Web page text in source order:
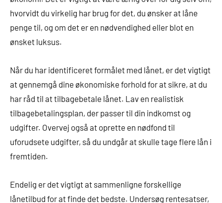
hvorvidt du virkelig har brug for det, du ønsker at låne
penge til, og om det er en nødvendighed eller blot en
ønsket luksus.
Når du har identificeret formålet med lånet, er det vigtigt
at gennemgå dine økonomiske forhold for at sikre, at du
har råd til at tilbagebetale lånet. Lav en realistisk
tilbagebetalingsplan, der passer til din indkomst og
udgifter. Overvej også at oprette en nødfond til
uforudsete udgifter, så du undgår at skulle tage flere lån i
fremtiden.
Endelig er det vigtigt at sammenligne forskellige
lånetilbud for at finde det bedste. Undersøg rentesatser,